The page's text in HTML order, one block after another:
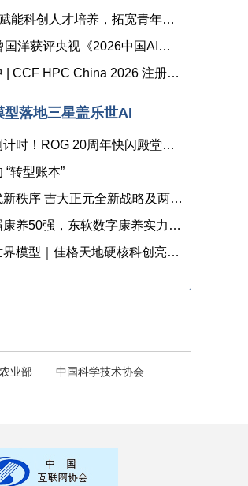
“科创英才计划”赋能科创人才培养，拓宽青年职业发展新通道
面壁智能CTO曾国洋获评央视《2026中国AI盛典》“年度AI人物”
早鸟优惠进行中 | CCF HPC China 2026 注册已开启
型落地三星盖乐世AI
暑假信仰之旅倒计时！ROG 20周年快闪殿堂收官在即，尖货装备等你来战
转型账本”
定义智能体时代新秩序 吉大正元全新战略及两大新品重磅发布
荣登毕马威首届康养50强，东软数字康养实力获权威认可
从太空算力到世界模型｜佳格天地硬核科创亮相 2026 全球数字经济大会
农业部
中国科学技术协会